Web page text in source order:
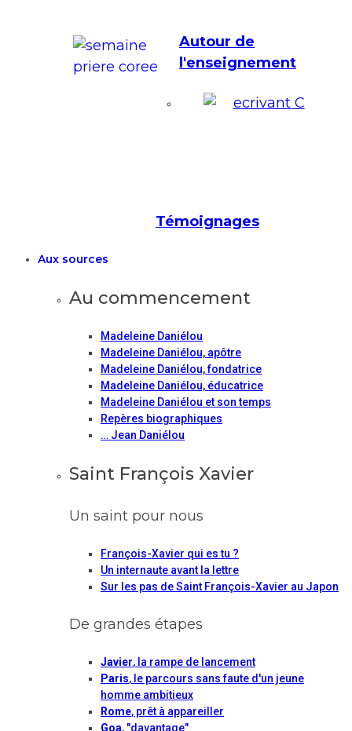
Autour de
l'enseignement
Témoignages
Aux sources
Au commencement
Madeleine Daniélou
Madeleine Daniélou, apôtre
Madeleine Daniélou, fondatrice
Madeleine Daniélou, éducatrice
Madeleine Daniélou et son temps
Repères biographiques
… Jean Daniélou
Saint François Xavier
Un saint pour nous
François-Xavier qui es tu ?
Un internaute avant la lettre
Sur les pas de Saint François-Xavier au Japon
De grandes étapes
Javier, la rampe de lancement
Paris, le parcours sans faute d'un jeune
homme ambitieux
Rome, prêt à appareiller
Goa, "davantage"